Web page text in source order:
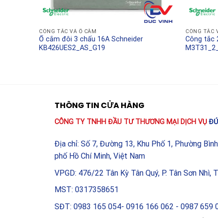
<\li><\strong>Công nghiệp: Tích hợp vào các tủ
thái vận hành của dây chuyền sản xuất.
<\li><\strong>Khách sạn và resort: Đảm bảo
<\p>Khi chọn mua <\strong>Đèn báo đỏ size S
hãng là yếu tố tiên quyết để bảo vệ hệ thống
bóng đèn kém, dễ gây chập cháy hoặc vỏ nhựa
Schneider không chỉ mang lại sự yên tâm về kỹ
bảo hành chu đáo, giúp thiết bị luôn hoạt động
CÔNG TẮC VÀ Ổ CẮM
Ổ cắm đôi 3 chấu 16A Schneider
KB426UES2_AS_G19
CÔNG TẮC
Công tắc
THÔNG TIN CỬA HÀNG
CÔNG TY TNHH ĐẦU TƯ THƯƠNG MẠI DỊCH VỤ
Địa chỉ: Số 7, Đường 13, Khu Phố 1, Phường
phố Hồ Chí Minh, Việt Nam
VPGD: 476/22 Tân Kỳ Tân Quý, P. Tân Sơn Nhì,
MST: 0317358651
SĐT: 0983 165 054- 0916 166 062 - 0987 659